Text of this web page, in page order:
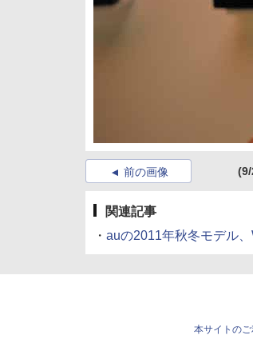
前の画像
関連記事
・ auの2011年秋冬モデル
本サイトの